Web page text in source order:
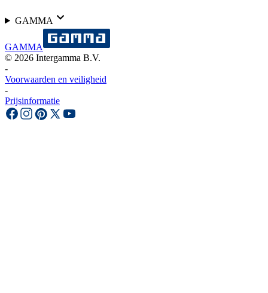
GAMMA
GAMMA
© 2026 Intergamma B.V.
-
Voorwaarden en veiligheid
-
Prijsinformatie